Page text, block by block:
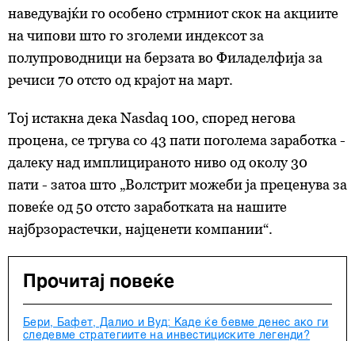
наведувајќи го особено стрмниот скок на акциите
на чипови што го зголеми индексот за
полупроводници на берзата во Филаделфија за
речиси 70 отсто од крајот на март.
Тој истакна дека Nasdaq 100, според негова
процена, се тргува со 43 пати поголема заработка -
далеку над имплицираното ниво од околу 30
пати - затоа што „Волстрит можеби ја преценува за
повеќе од 50 отсто заработката на нашите
најбрзорастечки, најценети компании“.
Прочитај повеќе
Бери, Бафет, Далио и Вуд: Каде ќе бевме денес ако ги
следевме стратегиите на инвестициските легенди?